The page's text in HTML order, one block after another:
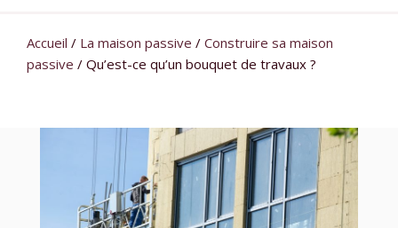
Accueil / La maison passive / Construire sa maison
passive / Qu’est-ce qu’un bouquet de travaux ?